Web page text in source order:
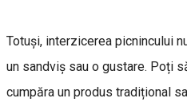
Totuși, interzicerea picnincului
un sandviș sau o gustare. Poți
cumpăra un produs tradițional